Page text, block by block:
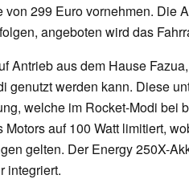
299 Euro vornehmen. Die
angeboten wird das
Antrieb aus dem Hause
genutzt werden kann. Diese
welche im Rocket-Modi bei
Motors auf 100 Watt limitiert,
gelten. Der Energy 250X-
integriert.